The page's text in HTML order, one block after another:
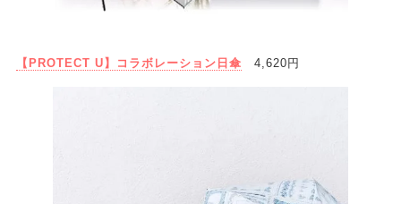
【PROTECT U】コラボレーション日傘 4,620円